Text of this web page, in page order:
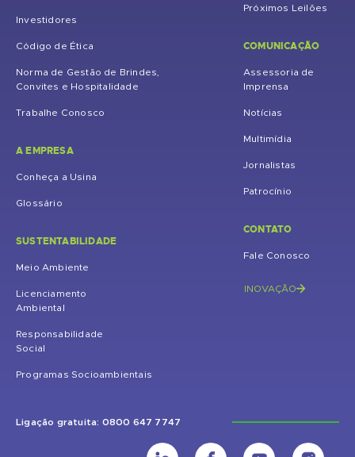
Investidores
Código de Ética
Norma de Gestão de Brindes,
Convites e Hospitalidade
Trabalhe Conosco
A EMPRESA
Conheça a Usina
Glossário
SUSTENTABILIDADE
Meio Ambiente
Licenciamento
Ambiental
Responsabilidade
Social
Programas Socioambientais
Próximos Leilões
COMUNICAÇÃO
Assessoria de
Imprensa
Notícias
Multimídia
Jornalistas
Patrocínio
CONTATO
Fale Conosco
INOVAÇÃO
Ligação gratuita: 0800 647 7747